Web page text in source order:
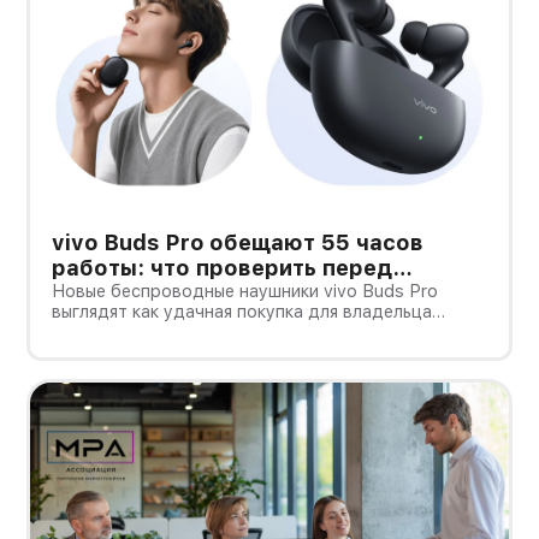
vivo Buds Pro обещают 55 часов
работы: что проверить перед
покупкой в России
Новые беспроводные наушники vivo Buds Pro
выглядят как удачная покупка для владельца